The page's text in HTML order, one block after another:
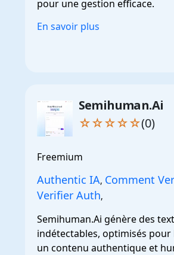
pour une gestion efficace.
En savoir plus
Semihuman.Ai
☆☆☆☆☆(0)
Freemium
Authentic IA, Comment
Verifier Auth,
Semihuman.Ai génère des
indétectables, optimisés pour
un contenu authentique et